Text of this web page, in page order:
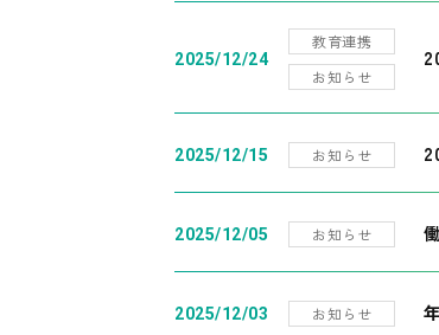
2025/12/24
教育連携
お知らせ
2025/12/15 お知らせ
2025/12/05 お知らせ
2025/12/03 お知らせ